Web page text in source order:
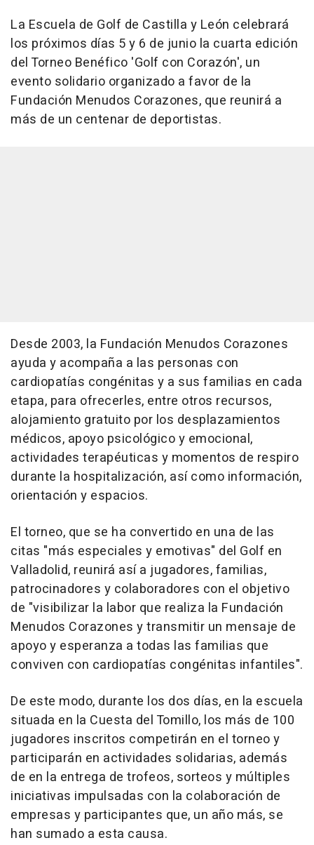
La Escuela de Golf de Castilla y León celebrará
los próximos días 5 y 6 de junio la cuarta edición
del Torneo Benéfico 'Golf con Corazón', un
evento solidario organizado a favor de la
Fundación Menudos Corazones, que reunirá a
más de un centenar de deportistas.
Desde 2003, la Fundación Menudos Corazones
ayuda y acompaña a las personas con
cardiopatías congénitas y a sus familias en cada
etapa, para ofrecerles, entre otros recursos,
alojamiento gratuito por los desplazamientos
médicos, apoyo psicológico y emocional,
actividades terapéuticas y momentos de respiro
durante la hospitalización, así como información,
orientación y espacios.
El torneo, que se ha convertido en una de las
citas "más especiales y emotivas" del Golf en
Valladolid, reunirá así a jugadores, familias,
patrocinadores y colaboradores con el objetivo
de "visibilizar la labor que realiza la Fundación
Menudos Corazones y transmitir un mensaje de
apoyo y esperanza a todas las familias que
conviven con cardiopatías congénitas infantiles".
De este modo, durante los dos días, en la escuela
situada en la Cuesta del Tomillo, los más de 100
jugadores inscritos competirán en el torneo y
participarán en actividades solidarias, además
de en la entrega de trofeos, sorteos y múltiples
iniciativas impulsadas con la colaboración de
empresas y participantes que, un año más, se
han sumado a esta causa.